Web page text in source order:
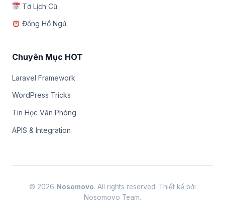
Tờ Lịch Cũ
Đồng Hồ Ngủ
Chuyên Mục HOT
Laravel Framework
WordPress Tricks
Tin Học Văn Phòng
APIS & Integration
© 2026 Nosomovo. All rights reserved. Thiết kế bởi
Nosomovo Team.